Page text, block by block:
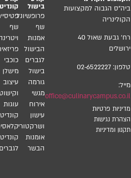
ביה”ס הגבוה למקצועות
הקולינריה
רח’ גבעת שאול 40
ירושלים
טלפון: 02-6522227
מייל:
office@culinarycampus.co.il
מדיניות פרטיות
הצהרת נגישות
תקנון ומדיניות
בישול
פרופשיונל
שף
אמנות
הבישול
לגברים
בישול
גורמה
מגשי
אירוח
עישון
ושרקטורי
אומנות
הבשר
שף
כוכבי
מישלן
עיצוב
עוגות
לגברים